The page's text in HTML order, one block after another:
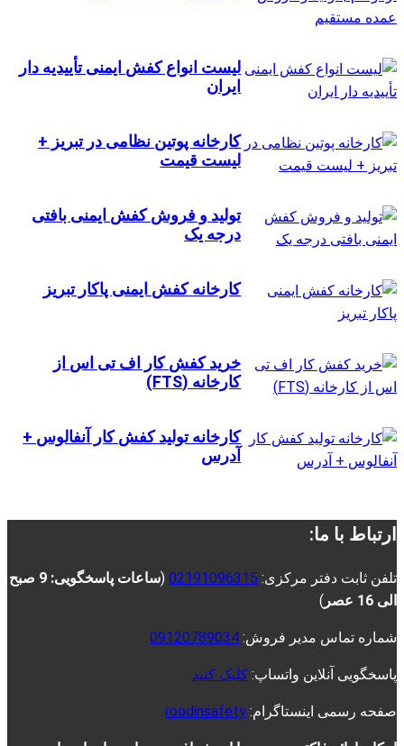
لیست انواع کفش ایمنی تأییدیه دار
ایران
کارخانه پوتین نظامی در تبریز +
لیست قیمت
تولید و فروش کفش ایمنی بافتی
درجه یک
کارخانه کفش ایمنی پاکار تبریز
خرید کفش کار اف تی اس از
کارخانه (FTS)
کارخانه تولید کفش کار آنفالوس +
آدرس
ارتباط با ما:
تلفن ثابت دفتر مرکزی: 02191096315
(
ساعات پاسخگویی: 9 صبح
الی 16 عصر
)
شماره تماس مدیر فروش: 09120789034
پاسخگویی آنلاین واتساپ: کلیک کنید
صفحه رسمی اینستاگرام: roodinsafety